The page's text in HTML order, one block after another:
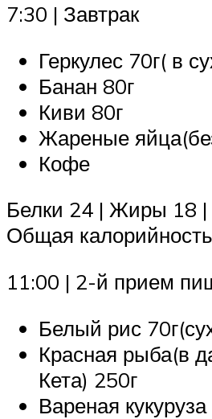
7:30 | Завтрак
Геркулес 70г( в
Банан 80г
Киви 80г
Жареные
Кофе
Белки 24 | Жиры 18 |
Общая
11:00 | 2-й прием
Белый рис
Красная рыба(в
Кета) 250г
Вареная